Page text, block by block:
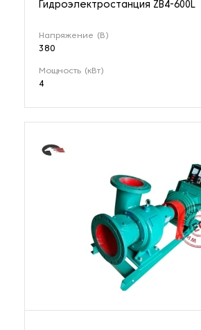
Гидроэлектростанция ZB4-600L
Напряжение (В)
380
Мощность (кВт)
4